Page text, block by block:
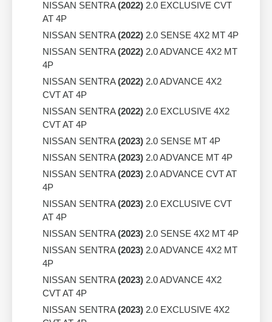
NISSAN SENTRA(2022) 2.0 EXCLUSIVE CVT
AT 4P
NISSAN SENTRA(2022) 2.0 SENSE 4X2 MT 4P
NISSAN SENTRA(2022) 2.0 ADVANCE 4X2 MT
4P
NISSAN SENTRA(2022) 2.0 ADVANCE 4X2
CVT AT 4P
NISSAN SENTRA(2022) 2.0 EXCLUSIVE 4X2
CVT AT 4P
NISSAN SENTRA(2023) 2.0 SENSE MT 4P
NISSAN SENTRA(2023) 2.0 ADVANCE MT 4P
NISSAN SENTRA(2023) 2.0 ADVANCE CVT AT
4P
NISSAN SENTRA(2023) 2.0 EXCLUSIVE CVT
AT 4P
NISSAN SENTRA(2023) 2.0 SENSE 4X2 MT 4P
NISSAN SENTRA(2023) 2.0 ADVANCE 4X2 MT
4P
NISSAN SENTRA(2023) 2.0 ADVANCE 4X2
CVT AT 4P
NISSAN SENTRA(2023) 2.0 EXCLUSIVE 4X2